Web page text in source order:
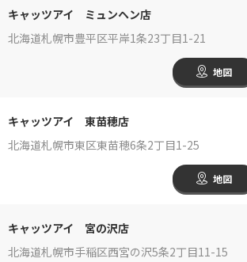
キャッツアイ ミュンヘン店
北海道札幌市豊平区平岸1条23丁目1-21
地図
キャッツアイ 東苗穂店
北海道札幌市東区東苗穂6条2丁目1-25
地図
キャッツアイ 宮の沢店
北海道札幌市手稲区西宮の沢5条2丁目11-15